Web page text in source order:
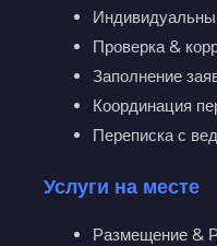
Проверка &
Заполнение
Координация
Переписка с
Услуги на месте
Размещение &